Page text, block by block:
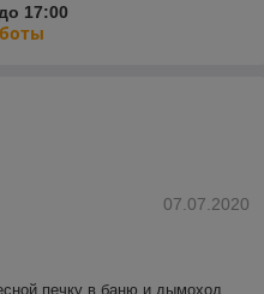
17:00
07.07.2020
печку в баню и дымоход